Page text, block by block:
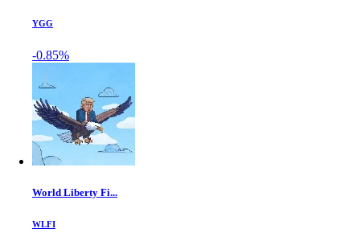
YGG
-0.85%
World Liberty Fi...
WLFI